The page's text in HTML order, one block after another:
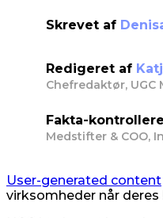
Skrevet af
Redigeret af
Chefredaktør, UGC
Fakta-
Medstifter & COO,
User-generated content
virksomheder når deres